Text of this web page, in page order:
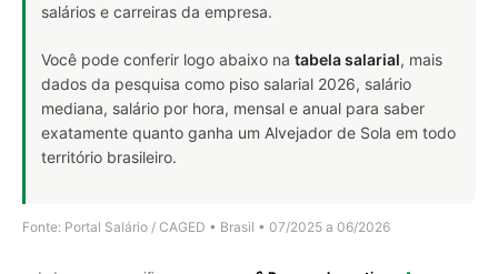
salários e carreiras da empresa.
Você pode conferir logo abaixo na tabela salarial, mais
dados da pesquisa como piso salarial 2026, salário
mediana, salário por hora, mensal e anual para saber
exatamente quanto ganha um Alvejador de Sola em todo
território brasileiro.
Fonte: Portal Salário / CAGED • Brasil • 07/2025 a 06/2026